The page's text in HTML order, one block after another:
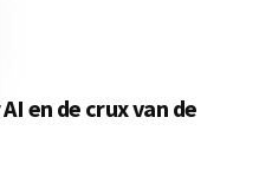
en de crux van de